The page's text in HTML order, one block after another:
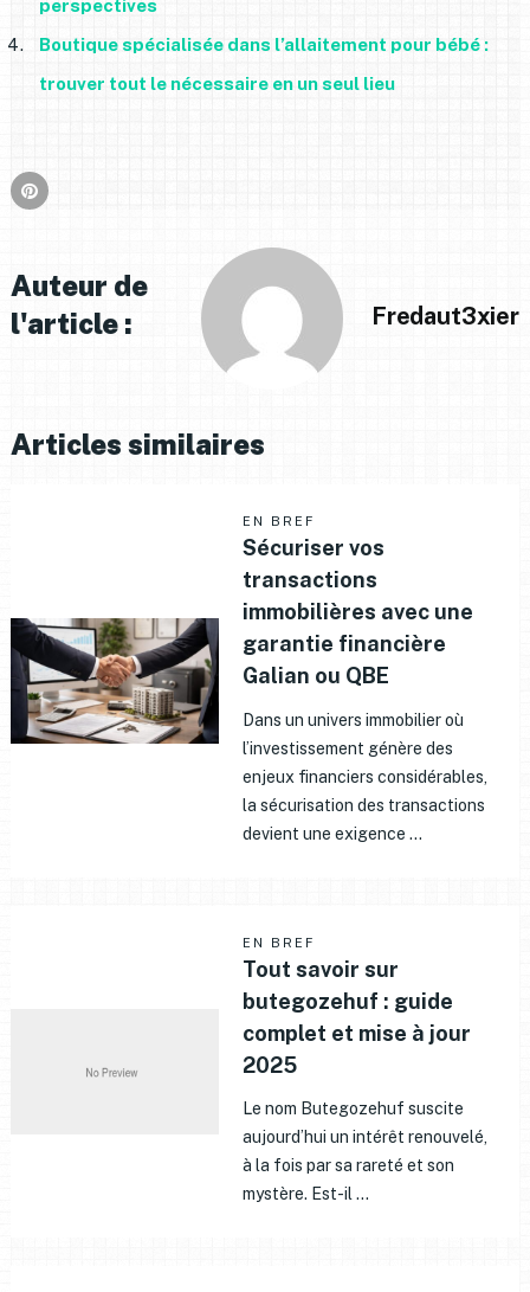
perspectives
Boutique spécialisée dans l’allaitement pour bébé :
trouver tout le nécessaire en un seul lieu
Auteur de
l'article :
Fredaut3xier
Articles similaires
EN BREF
Sécuriser vos
transactions
immobilières avec une
garantie financière
Galian ou QBE
Dans un univers immobilier où
l’investissement génère des
enjeux financiers considérables,
la sécurisation des transactions
devient une exigence …
EN BREF
Tout savoir sur
butegozehuf : guide
complet et mise à jour
2025
Le nom Butegozehuf suscite
aujourd’hui un intérêt renouvelé,
à la fois par sa rareté et son
mystère. Est-il …